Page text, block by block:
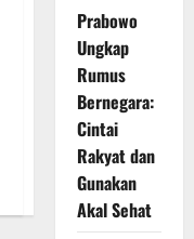
Prabowo
Ungkap
Rumus
Bernegara:
Cintai
Rakyat dan
Gunakan
Akal Sehat